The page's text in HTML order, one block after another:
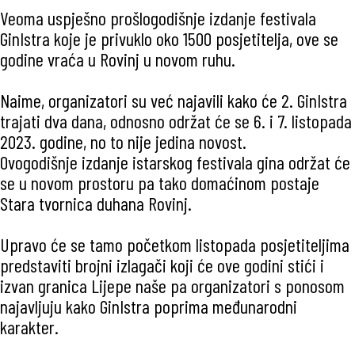
Veoma uspješno prošlogodišnje izdanje festivala
GinIstra koje je privuklo oko 1500 posjetitelja, ove se
godine vraća u Rovinj u novom ruhu.
Naime, organizatori su već najavili kako će 2. GinIstra
trajati dva dana, odnosno održat će se 6. i 7. listopada
2023. godine, no to nije jedina novost.
Ovogodišnje izdanje istarskog festivala gina održat će
se u novom prostoru pa tako domaćinom postaje
Stara tvornica duhana Rovinj.
Upravo će se tamo početkom listopada posjetiteljima
predstaviti brojni izlagači koji će ove godini stići i
izvan granica Lijepe naše pa organizatori s ponosom
najavljuju kako GinIstra poprima međunarodni
karakter.